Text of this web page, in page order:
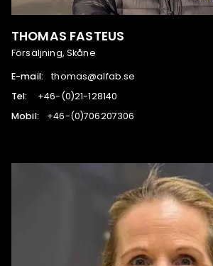
THOMAS FASTEUS
Försäljning, Skåne
E-mail:
es.bafla@samoht
Tel:
041821-12(0)-64+
Mobil:
603702607(0)-64+